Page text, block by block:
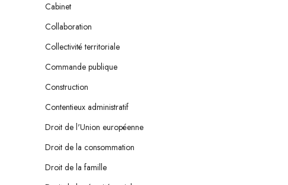
Cabinet
Collaboration
Collectivité territoriale
Commande publique
Construction
Contentieux administratif
Droit de l'Union européenne
Droit de la consommation
Droit de la famille